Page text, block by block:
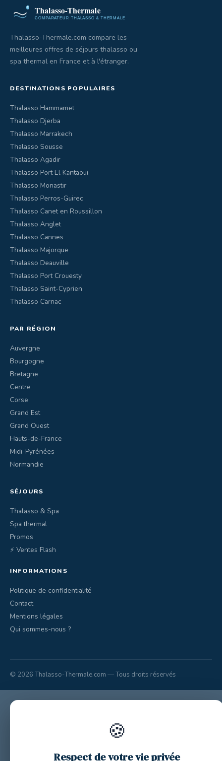
Thalasso-Thermale.com compare les
meilleures offres de séjours thalasso ou
spa thermal en France et à l'étranger.
DESTINATIONS POPULAIRES
Thalasso Hammamet
Thalasso Djerba
Thalasso Marrakech
Thalasso Sousse
Thalasso Agadir
Thalasso Port El Kantaoui
Thalasso Monastir
Thalasso Perros-Guirec
Thalasso Canet en Roussillon
Thalasso Anglet
Thalasso Cannes
Thalasso Majorque
Thalasso Deauville
Thalasso Port Crouesty
Thalasso Saint-Cyprien
Thalasso Carnac
PAR RÉGION
Auvergne
Bourgogne
Bretagne
Centre
Corse
Grand Est
Grand Ouest
Hauts-de-France
Midi-Pyrénées
Normandie
SÉJOURS
Thalasso & Spa
Spa thermal
Promos
⚡ Ventes Flash
INFORMATIONS
Politique de confidentialité
Contact
Mentions légales
Qui sommes-nous ?
© 2026 Thalasso-Thermale.com — Tous droits réservés
🍪
Respect de votre vie privée